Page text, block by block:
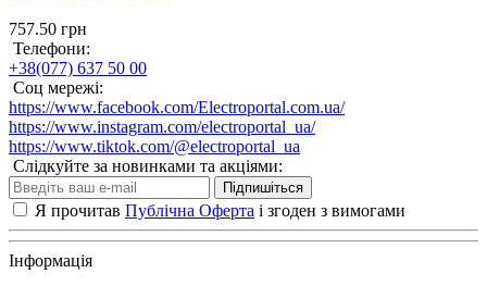
757.50 грн
Телефони:
+38(077) 637 50 00
Соц мережі:
https://www.facebook.com/Electroportal.com.ua/
https://www.instagram.com/electroportal_ua/
https://www.tiktok.com/@electroportal_ua
Слідкуйте за новинками та акціями:
Підпишіться
Я прочитав Публічна Оферта і згоден з вимогами
Інформація